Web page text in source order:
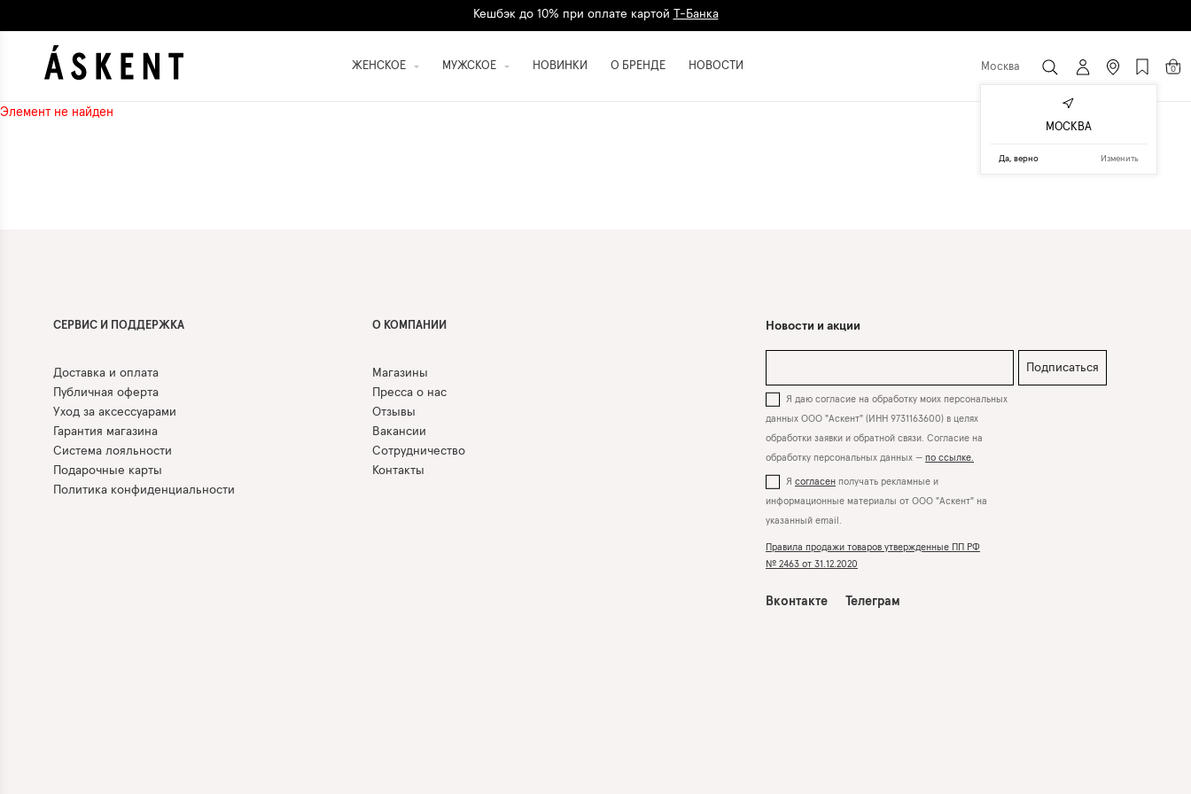
Дарим 1500 баллов на первый заказрегистрация
ЖЕНСКОЕ МУЖСКОЕ НОВИНКИ О БРЕНДЕ НОВОСТИ Москва 0
Элемент не найден
СЕРВИС И ПОДДЕРЖКА
Доставка и оплата
Публичная оферта
Уход за аксессуарами
Гарантия магазина
Система лояльности
Подарочные карты
Политика конфиденциальности
О КОМПАНИИ
Магазины
Пресса о нас
Отзывы
Вакансии
Сотрудничество
Контакты
Новости и акции
Подписаться
Я даю согласие на обработку моих персональных
данных ООО "Аскент" (ИНН 9731163600) в целях
обработки заявки и обратной связи. Согласие на
обработку персональных данных — по ссылке.
Я согласен получать рекламные и
информационные материалы от ООО "Аскент" на
указанный email.
Правила продажи товаров утвержденные ПП РФ
№ 2463 от 31.12.2020
Вконтакте Телеграм
МОСКВА
Да, верно Изменить